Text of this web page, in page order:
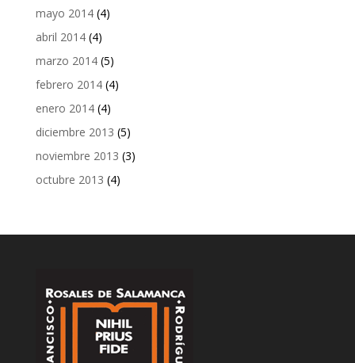
mayo 2014(4)
abril 2014(4)
marzo 2014(5)
febrero 2014(4)
enero 2014(4)
diciembre 2013 (5)
noviembre 2013 (3)
octubre 2013 (4)